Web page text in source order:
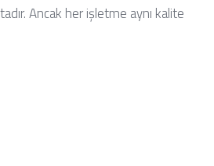
Ancak her işletme aynı kalite